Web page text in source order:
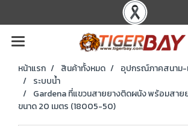
หน้าแรก สินค้าทั้งหมด
อุปกรณ์ภาคสนาม-
ระบบน้ำ
Gardena ที่แขวนสายยางติดผนัง พร้อมสาย
ขนาด 20 เมตร (18005-50)